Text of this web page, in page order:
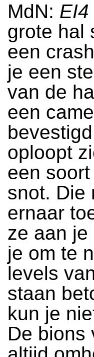
MdN: EI4
grote hal
een
je een
van de
een
oploopt
een
snot. Die
ernaar
ze aan
je om te
levels
staan
kun je
De bions